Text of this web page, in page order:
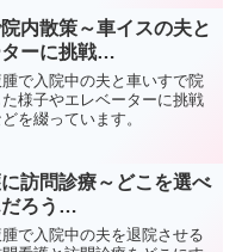
内散策～車イスの夫と
ターに挑戦…
で入院中の夫と車いすで院
様子やエレベーターに挑戦
を綴っています。
訪問診療～どこを選べ
だろう…
で入院中の夫を退院させる